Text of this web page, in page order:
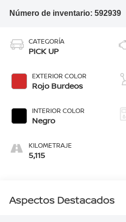
Número de inventario: 592939
CATEGORÍA
PICK UP
EXTERIOR COLOR
Rojo Burdeos
INTERIOR COLOR
Negro
KILOMETRAJE
5,115
Aspectos Destacados